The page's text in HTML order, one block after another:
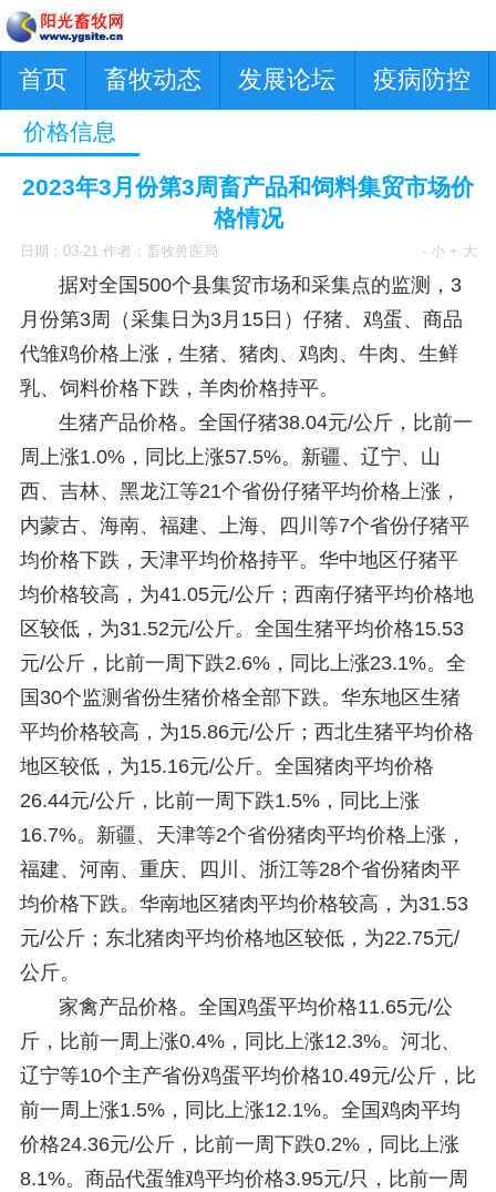
首页 畜牧动态 发展论坛 疫病防控
价格信息
2023年3月份第3周畜产品和饲料集贸市场价
格情况
日期：03-21 作者：畜牧兽医局 - 小 + 大
据对全国500个县集贸市场和采集点的监测，3
月份第3周（采集日为3月15日）仔猪、鸡蛋、商品
代雏鸡价格上涨，生猪、猪肉、鸡肉、牛肉、生鲜
乳、饲料价格下跌，羊肉价格持平。
生猪产品价格。全国仔猪38.04元/公斤，比前一
周上涨1.0%，同比上涨57.5%。新疆、辽宁、山
西、吉林、黑龙江等21个省份仔猪平均价格上涨，
内蒙古、海南、福建、上海、四川等7个省份仔猪平
均价格下跌，天津平均价格持平。华中地区仔猪平
均价格较高，为41.05元/公斤；西南仔猪平均价格地
区较低，为31.52元/公斤。全国生猪平均价格15.53
元/公斤，比前一周下跌2.6%，同比上涨23.1%。全
国30个监测省份生猪价格全部下跌。华东地区生猪
平均价格较高，为15.86元/公斤；西北生猪平均价格
地区较低，为15.16元/公斤。全国猪肉平均价格
26.44元/公斤，比前一周下跌1.5%，同比上涨
16.7%。新疆、天津等2个省份猪肉平均价格上涨，
福建、河南、重庆、四川、浙江等28个省份猪肉平
均价格下跌。华南地区猪肉平均价格较高，为31.53
元/公斤；东北猪肉平均价格地区较低，为22.75元/
公斤。
家禽产品价格。全国鸡蛋平均价格11.65元/公
斤，比前一周上涨0.4%，同比上涨12.3%。河北、
辽宁等10个主产省份鸡蛋平均价格10.49元/公斤，比
前一周上涨1.5%，同比上涨12.1%。全国鸡肉平均
价格24.36元/公斤，比前一周下跌0.2%，同比上涨
8.1%。商品代蛋雏鸡平均价格3.95元/只，比前一周